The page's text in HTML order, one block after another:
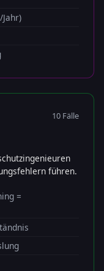
10 Fälle
führen.
=